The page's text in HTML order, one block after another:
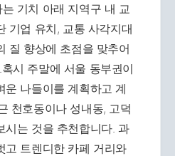
기치 아래 지역구 내 교
기업 유치, 교통 사각지대
질 향상에 초점을 맞추어
시 주말에 서울 동부권이
운 나들이를 계획하고 계
천호동이나 성내동, 고덕
시는 것을 추천합니다. 과
고 트렌디한 카페 거리와